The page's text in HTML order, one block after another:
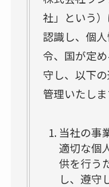
社」という
認識し、個
令、国が定
守し、以下
管理いたしま
当社の事
適切な個
供を行う
し、遵守